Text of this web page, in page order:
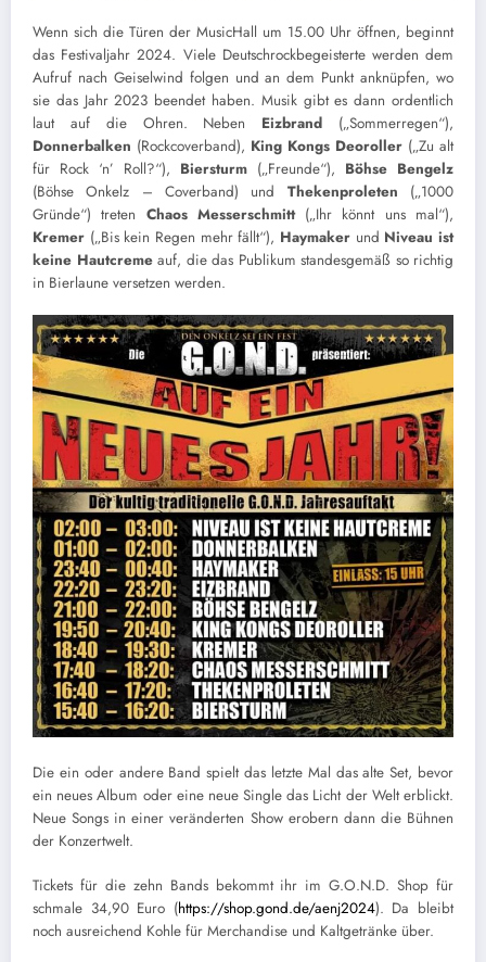
Wenn sich die Türen der MusicHall um 15.00 Uhr öffnen, beginnt
das Festivaljahr 2024. Viele Deutschrockbegeisterte werden dem
Aufruf nach Geiselwind folgen und an dem Punkt anknüpfen, wo
sie das Jahr 2023 beendet haben. Musik gibt es dann ordentlich
laut auf die Ohren. Neben Eizbrand („Sommerregen“),
Donnerbalken (Rockcoverband), King Kongs Deoroller („Zu alt
für Rock ‘n’ Roll?“), Biersturm („Freunde“), Böhse Bengelz
(Böhse Onkelz – Coverband) und Thekenproleten („1000
Gründe“) treten Chaos Messerschmitt („Ihr könnt uns mal“),
Kremer („Bis kein Regen mehr fällt“), Haymaker und Niveau ist
keine Hautcremeauf, die das Publikum standesgemäß so richtig
in Bierlaune versetzen werden.
Die ein oder andere Band spielt das letzte Mal das alte Set, bevor
ein neues Album oder eine neue Single das Licht der Welt erblickt.
Neue Songs in einer veränderten Show erobern dann die Bühnen
der Konzertwelt.
Tickets für die zehn Bands bekommt ihr im G.O.N.D. Shop für
schmale 34,90 Euro (https://shop.gond.de/aenj2024). Da bleibt
noch ausreichend Kohle für Merchandise und Kaltgetränke über.